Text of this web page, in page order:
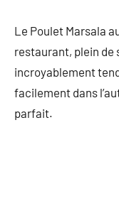
Le Poulet Marsala
restaurant, plein de
incroyablement
facilement dans
parfait.